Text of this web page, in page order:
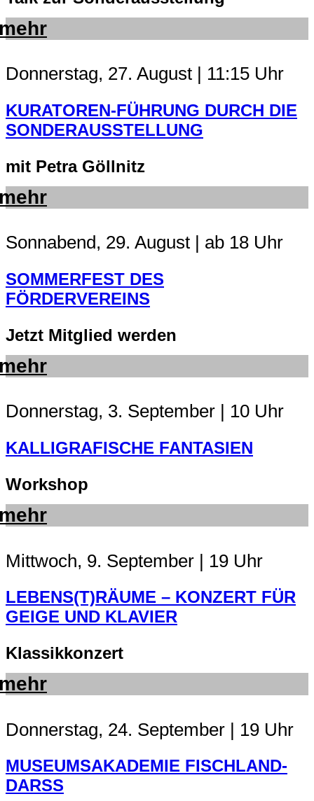
Donnerstag, 27. August | 11:15 Uhr
KURATOREN-FÜHRUNG DURCH DIE
SONDERAUSSTELLUNG
mit Petra Göllnitz
Sonnabend, 29. August | ab 18 Uhr
SOMMERFEST DES
FÖRDERVEREINS
Jetzt Mitglied werden
Donnerstag, 3. September | 10 Uhr
KALLIGRAFISCHE FANTASIEN
Workshop
Mittwoch, 9. September | 19 Uhr
LEBENS(T)RÄUME – KONZERT FÜR
GEIGE UND KLAVIER
Klassikkonzert
Donnerstag, 24. September | 19 Uhr
MUSEUMSAKADEMIE FISCHLAND-
DARSS